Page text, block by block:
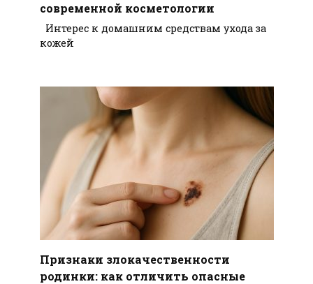
современной косметологии
Интерес к домашним средствам ухода за
кожей
Признаки злокачественности
родинки: как отличить опасные